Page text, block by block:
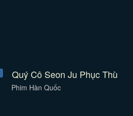
Quý Cô Seon Ju Phục Thù
Phim Hàn Quốc